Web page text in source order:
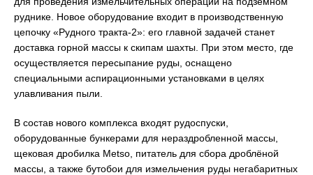
руднике. Новое оборудование входит в производственную
цепочку «Рудного тракта-2»: его главной задачей станет
доставка горной массы к скипам шахты. При этом место, где
осуществляется пересыпание руды, оснащено
специальными аспирационными установками в целях
улавливания пыли.
В состав нового комплекса входят рудоспуски,
оборудованные бункерами для нераздробленной массы,
щековая дробилка Metso, питатель для сбора дроблёной
массы, а также бутобои для измельчения руды негабаритных